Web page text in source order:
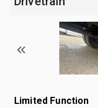
Limited Function